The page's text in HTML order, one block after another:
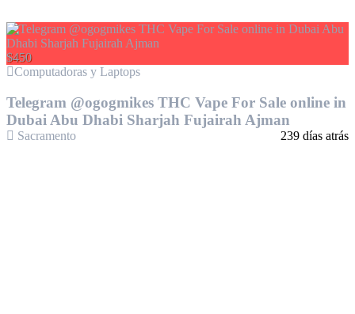
$450
Computadoras y Laptops
Telegram @ogogmikes THC Vape For Sale online in
Dubai Abu Dhabi Sharjah Fujairah Ajman
Sacramento 239 días atrás